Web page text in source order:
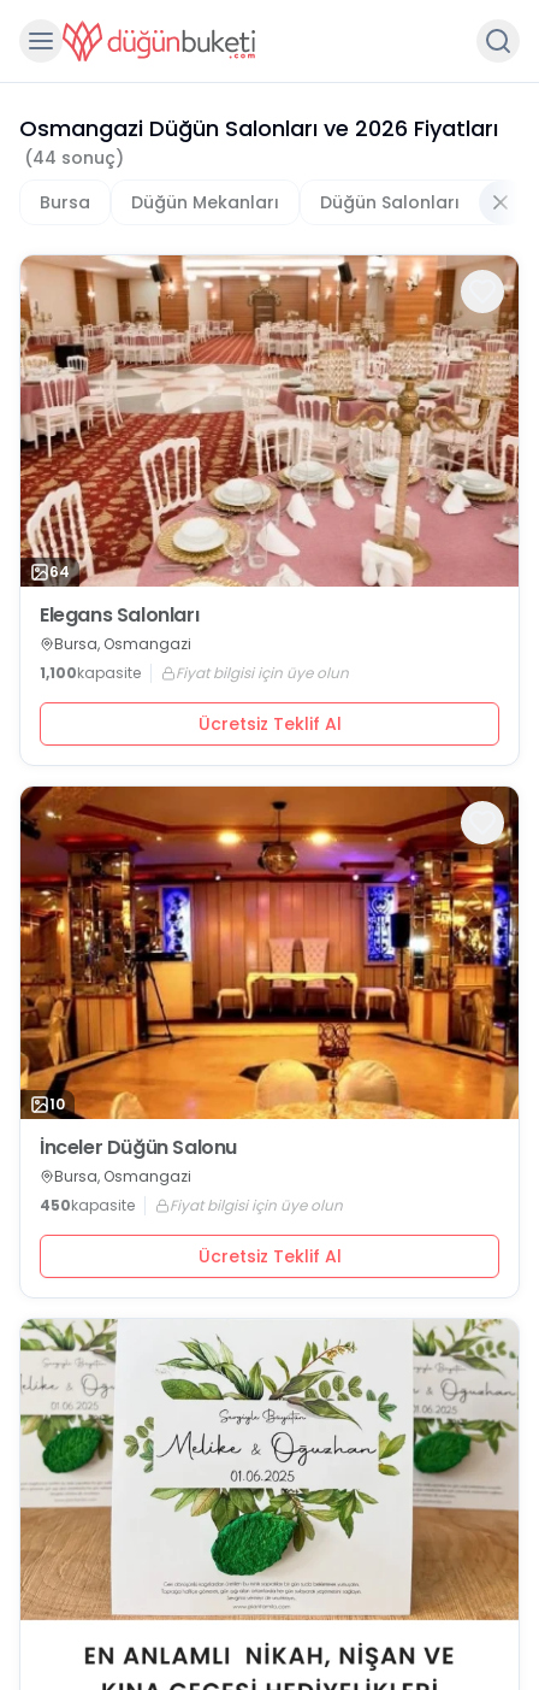
Osmangazi Düğün Salonları ve 2026 Fiyatları
(44 sonuç)
Bursa
Düğün Mekanları Düğün Salonları
64
Elegans Salonları
Bursa, Osmangazi
1,100kapasite Fiyat bilgisi için üye olun
Ücretsiz Teklif Al
10
İnceler Düğün Salonu
Bursa, Osmangazi
450kapasite Fiyat bilgisi için üye olun
Ücretsiz Teklif Al